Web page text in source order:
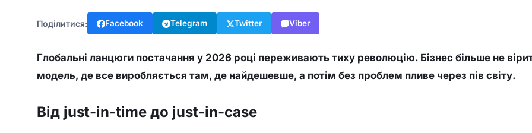
Поділитися: Facebook Telegram Twitter Viber
Глобальні ланцюги постачання у 2026 році переживають тиху революцію. Бізнес більше не
модель, де все виробляється там, де найдешевше, а потім без проблем пливе через пів світу.
Від just-in-time до just-in-case